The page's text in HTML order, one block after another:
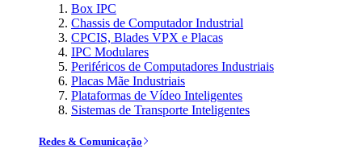
Box IPC
Chassis de Computador Industrial
CPCIS, Blades VPX e Placas
IPC Modulares
Periféricos de Computadores Industriais
Placas Mãe Industriais
Plataformas de Vídeo Inteligentes
Sistemas de Transporte Inteligentes
Redes & Comunicação